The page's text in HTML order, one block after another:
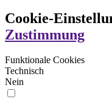
Cookie-
Zustimmung
Funktionale Cookies
Technisch
Nein